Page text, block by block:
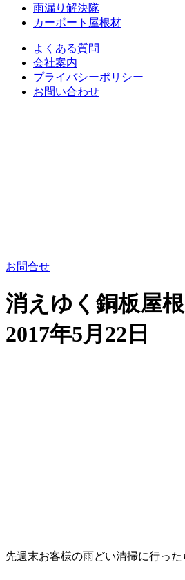
雨漏り解決隊
カーポート屋根材
よくある質問
会社案内
プライバシーポリシー
お問い合わせ
お問合せ
消えゆく銅板屋根
2017年5月22日
先週末お客様の雨どい清掃に行っ